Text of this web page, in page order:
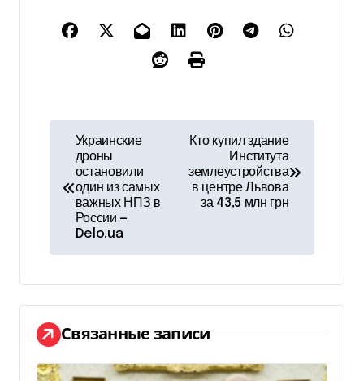
а
ц
и
Украинские
дроны
остановили
один из самых
важных НПЗ в
России —
Delo.ua
Кто купил здание
Института
землеустройства
в центре Львова
за 43,5 млн грн
Связанные записи